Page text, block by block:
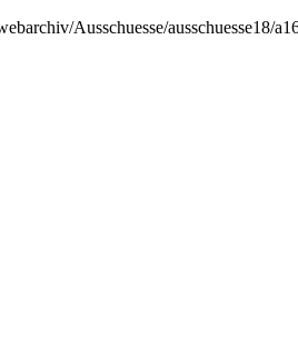
Ausschuesse/ausschuesse18/